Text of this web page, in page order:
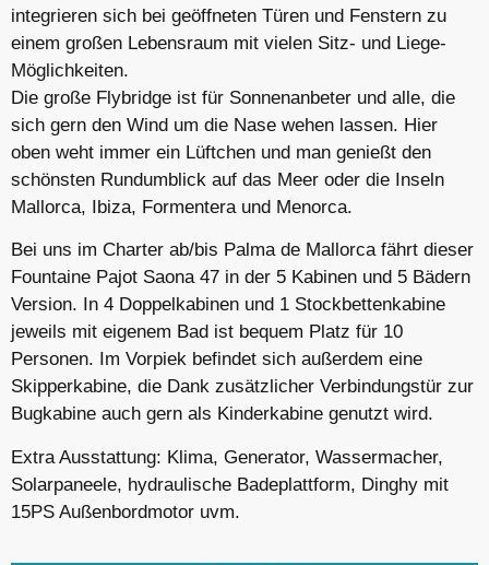
integrieren sich bei geöffneten Türen und Fenstern zu
einem großen Lebensraum mit vielen Sitz- und Liege-
Möglichkeiten.
Die große Flybridge ist für Sonnenanbeter und alle, die
sich gern den Wind um die Nase wehen lassen. Hier
oben weht immer ein Lüftchen und man genießt den
schönsten Rundumblick auf das Meer oder die Inseln
Mallorca, Ibiza, Formentera und Menorca.
Bei uns im Charter ab/bis Palma de Mallorca fährt dieser
Fountaine Pajot Saona 47 in der 5 Kabinen und 5 Bädern
Version. In 4 Doppelkabinen und 1 Stockbettenkabine
jeweils mit eigenem Bad ist bequem Platz für 10
Personen. Im Vorpiek befindet sich außerdem eine
Skipperkabine, die Dank zusätzlicher Verbindungstür zur
Bugkabine auch gern als Kinderkabine genutzt wird.
Extra Ausstattung: Klima, Generator, Wassermacher,
Solarpaneele, hydraulische Badeplattform, Dinghy mit
15PS Außenbordmotor uvm.